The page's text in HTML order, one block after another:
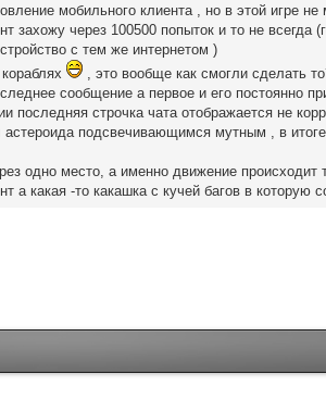
мобильного клиента , но в этой игре
захожу через 100500 попыток и то не всегда
с тем же интернетом )
кораблях
, это вообще как смогли сделать
сообщение а первое и его постоянно
строчка чата отображается не
подсвечивающимся мутным , в
одно место, а именно движение происходит
а какая -то какашка с кучей багов в которую